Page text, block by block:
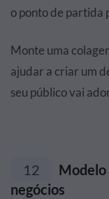
o ponto de partida
Monte uma
ajudar a criar um
seu público vai
12
Modelo
negócios